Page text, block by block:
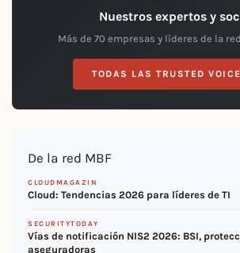
Nuestros expertos y
Más de 70 empresas y líderes de la
TODAS LAS TRUSTED
De la red MBF
CLOUDMAGAZIN
Cloud: Tendencias 2026 para líderes de TI
SECURITYTODAY
Vías de notificación NIS2 2026: BSI,
aseguradoras